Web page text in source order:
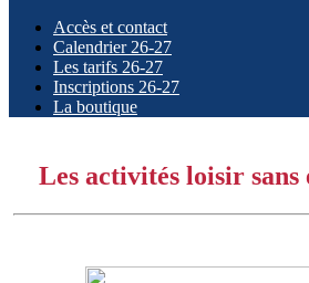
Accès et contact
Calendrier 26-27
Les tarifs 26-27
Inscriptions 26-27
La boutique
Les activités loisir